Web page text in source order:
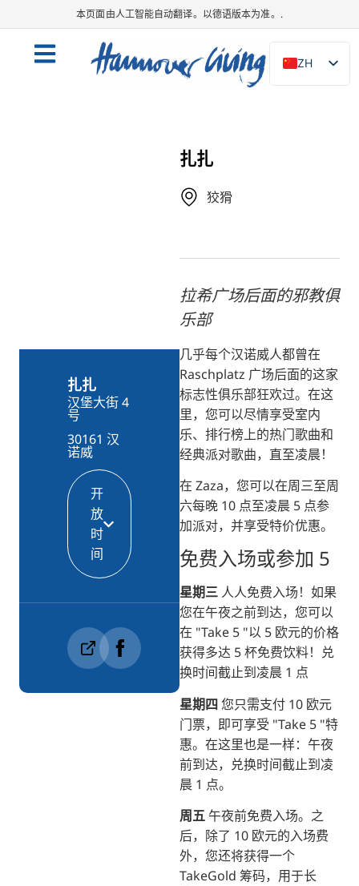
本页面由人工智能自动翻译。以德语版本为准。.
ZH
DE
FR
TR
RU
FI
KO
JA
UK
BG
扎扎
狡猾
拉希广场后面的邪教俱
乐部
几乎每个汉诺威人都曾在
Raschplatz 广场后面的这家
标志性俱乐部狂欢过。在这
里，您可以尽情享受室内
乐、排行榜上的热门歌曲和
经典派对歌曲，直至凌晨！
在 Zaza，您可以在周三至周
六每晚 10 点至凌晨 5 点参
加派对，并享受特价优惠。
免费入场或参加 5
星期三 人人免费入场！如果
您在午夜之前到达，您可以
在 "Take 5 "以 5 欧元的价格
获得多达 5 杯免费饮料！兑
换时间截止到凌晨 1 点
星期四您只需支付 10 欧元
门票，即可享受 "Take 5 "特
惠。在这里也是一样：午夜
前到达，兑换时间截止到凌
晨 1 点。
周五午夜前免费入场。之
后，除了 10 欧元的入场费
外，您还将获得一个
TakeGold 筹码，用于长
扎扎
汉堡大街 4
号
30161 汉
诺威
开
放
时
间